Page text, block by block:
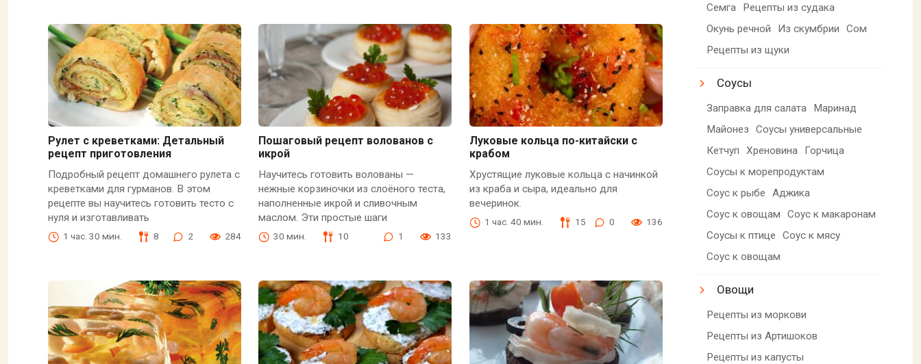
Рулет с креветками: Детальный
рецепт приготовления
Подробный рецепт домашнего рулета с
креветками для гурманов. В этом
рецепте вы научитесь готовить тесто с
нуля и изготавливать
1 час. 30 мин. 8 2 284
Пошаговый рецепт волованов с
икрой
Научитесь готовить волованы —
нежные корзиночки из слоёного теста,
наполненные икрой и сливочным
маслом. Эти простые шаги
30 мин. 10 1 133
Луковые кольца по-китайски с
крабом
Хрустящие луковые кольца с начинкой
из краба и сыра, идеально для
вечеринок.
1 час. 40 мин. 15 0 136
Семга
Рецепты из судака
Окунь речной
Из скумбрии
Сом
Рецепты из щуки
Соусы
Заправка для салата
Маринад
Майонез
Соусы универсальные
Кетчуп
Хреновина
Горчица
Соусы к морепродуктам
Соус к рыбе
Аджика
Соус к овощам
Соус к макаронам
Соусы к птице
Соус к мясу
Соус к овощам
Овощи
Рецепты из моркови
Рецепты из Артишоков
Рецепты из капусты